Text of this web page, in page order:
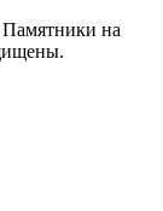
Памятники на